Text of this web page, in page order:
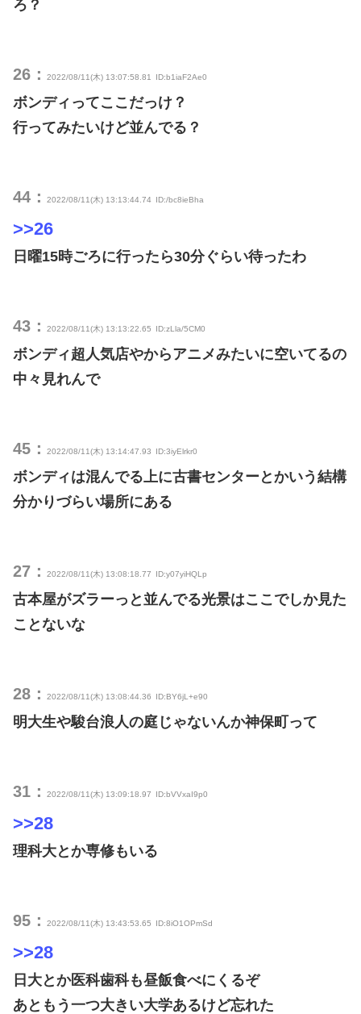
ろ？
26： 2022/08/11(木) 13:07:58.81 ID:b1iaF2Ae0
ボンディってここだっけ？
行ってみたいけど並んでる？
44： 2022/08/11(木) 13:13:44.74 ID:/bc8ieBha
>>26
日曜15時ごろに行ったら30分ぐらい待ったわ
43： 2022/08/11(木) 13:13:22.65 ID:zLla/5CM0
ボンディ超人気店やからアニメみたいに空いてるの
中々見れんで
45： 2022/08/11(木) 13:14:47.93 ID:3iyElrkr0
ボンディは混んでる上に古書センターとかいう結構
分かりづらい場所にある
27： 2022/08/11(木) 13:08:18.77 ID:y07yiHQLp
古本屋がズラーっと並んでる光景はここでしか見た
ことないな
28： 2022/08/11(木) 13:08:44.36 ID:BY6jL+e90
明大生や駿台浪人の庭じゃないんか神保町って
31： 2022/08/11(木) 13:09:18.97 ID:bVVxaI9p0
>>28
理科大とか専修もいる
95： 2022/08/11(木) 13:43:53.65 ID:8iO1OPmSd
>>28
日大とか医科歯科も昼飯食べにくるぞ
あともう一つ大きい大学あるけど忘れた